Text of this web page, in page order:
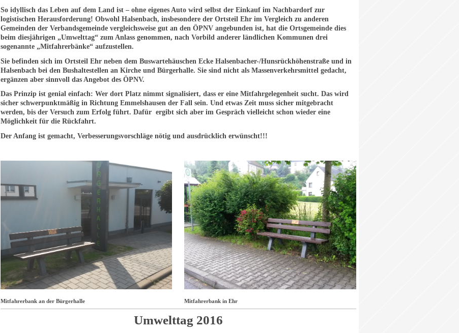
So idyllisch das Leben auf dem Land ist – ohne eigenes Auto wird selbst der Einkauf im Nachbardorf zur
logistischen Herausforderung! Obwohl Halsenbach, insbesondere der Ortsteil Ehr im Vergleich zu anderen
Gemeinden der Verbandsgemeinde vergleichsweise gut an den ÖPNV angebunden ist, hat die Ortsgemeinde dies
beim diesjährigen „Umwelttag“ zum Anlass genommen, nach Vorbild anderer ländlichen Kommunen drei
sogenannte „Mitfahrerbänke“ aufzustellen.
Sie befinden sich im Ortsteil Ehr neben dem Buswartehäuschen Ecke Halsenbacher-/Hunsrückhöhenstraße und in
Halsenbach bei den Bushaltestellen an Kirche und Bürgerhalle. Sie sind nicht als Massenverkehrsmittel gedacht,
ergänzen aber sinnvoll das Angebot des ÖPNV.
Das Prinzip ist genial einfach: Wer dort Platz nimmt signalisiert, dass er eine Mitfahrgelegenheit sucht. Das wird
sicher schwerpunktmäßig in Richtung Emmelshausen der Fall sein. Und etwas Zeit muss sicher mitgebracht
werden, bis der Versuch zum Erfolg führt. Dafür ergibt sich aber im Gespräch vielleicht schon wieder eine
Möglichkeit für die Rückfahrt.
Der Anfang ist gemacht, Verbesserungsvorschläge nötig und ausdrücklich erwünscht!!!
Mitfahrerbank an der Bürgerhalle Mitfahrerbank in Ehr
Umwelttag 2016